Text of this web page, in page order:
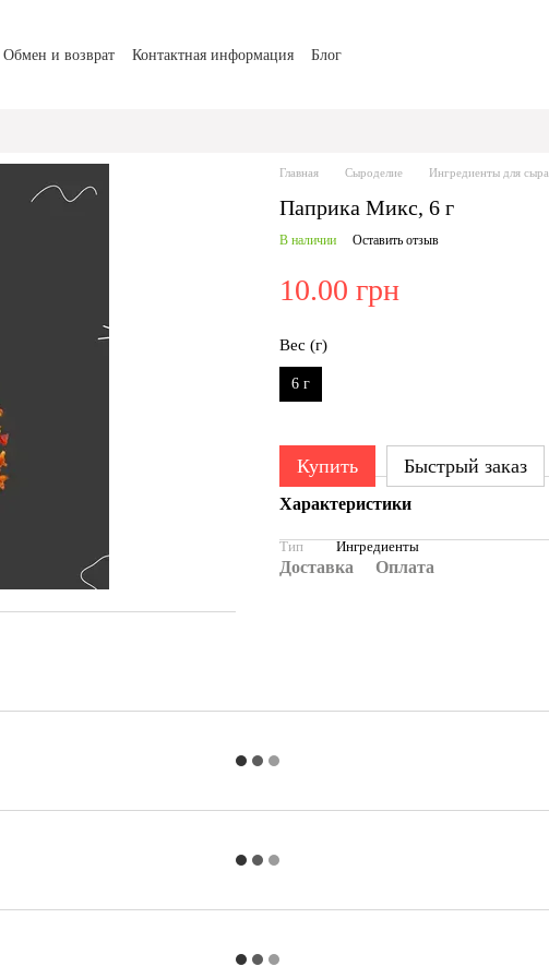
Обмен и возврат Контактная информация Блог
Главная Сыроделие Ингредиенты для сыра
Паприка Микс, 6 г
В наличии Оставить отзыв
10.00 грн
Вес (г)
6 г
Купить Быстрый заказ
Характеристики
Тип Ингредиенты
Доставка Оплата